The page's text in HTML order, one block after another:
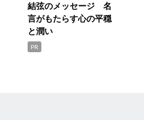
結弦のメッセージ 名
言がもたらす心の平穏
と潤い
PR